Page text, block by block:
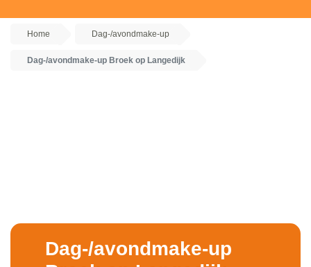
Home Dag-/avondmake-up
Dag-/avondmake-up Broek op Langedijk
Dag-/avondmake-up